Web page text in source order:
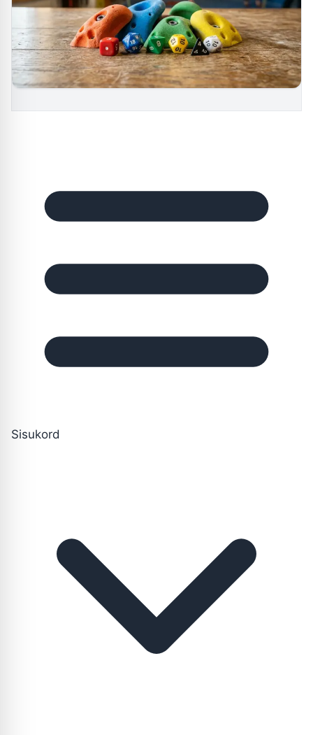
Sisukord